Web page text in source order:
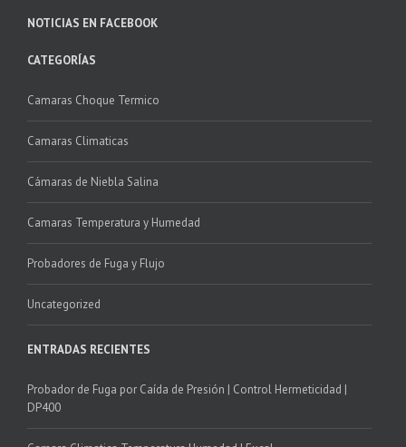
NOTICIAS EN FACEBOOK
CATEGORÍAS
Camaras Choque Termico
Camaras Climaticas
Cámaras de Niebla Salina
Camaras Temperatura y Humedad
Probadores de Fuga y Flujo
Uncategorized
ENTRADAS RECIENTES
Probador de Fuga por Caída de Presión | Control Hermeticidad |
DP400